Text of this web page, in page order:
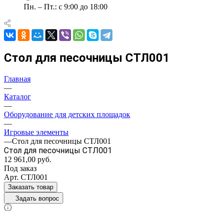
Пн. – Пт.: с 9:00 до 18:00
Стол для песочницы СТЛ001
Главная
—
Каталог
—
Оборудование для детских площадок
—
Игровые элементы
—Стол для песочницы СТЛ001
Стол для песочницы СТЛ001
12 961,00 руб.
Под заказ
Арт. СТЛ001
Заказать товар
Задать вопрос